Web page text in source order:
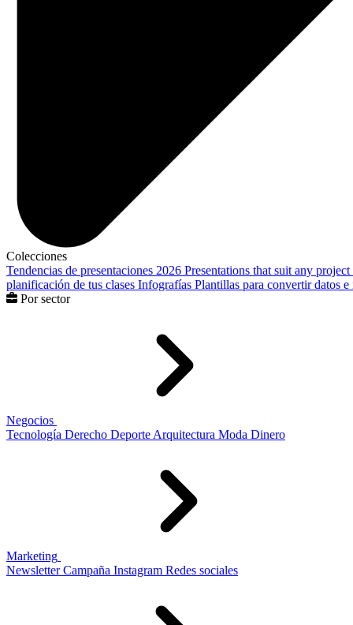
Colecciones
Tendencias de presentaciones 2026 Presentations that suit any project
planificación de tus clases Infografías Plantillas para convertir datos
Por sector
Negocios
Tecnología Derecho Deporte Arquitectura Moda Dinero
Marketing
Newsletter Campaña Instagram Redes sociales